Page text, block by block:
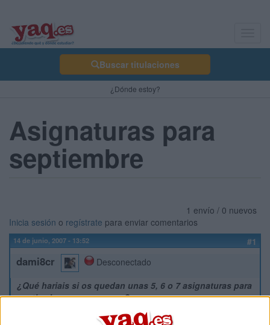
Buscar titulaciones
¿Dónde estoy?
Asignaturas para
septiembre
1 envío / 0 nuevos
Inicia sesión o regístrate para enviar comentarios
14 de junio, 2007 - 13:52 #1
dami8cr
Desconectado
¿Qué hariais si os quedan unas 5, 6 o 7 asignaturas para
septiembre en una carrera?
¿Irias a todas a septiembre?